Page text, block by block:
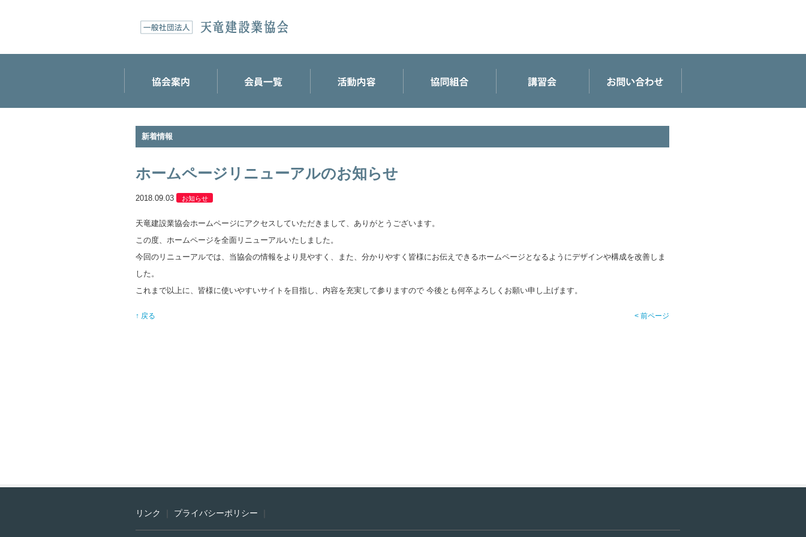
新着情報
ホームページリニューアルのお知らせ
2018.09.03 お知らせ
天竜建設業協会ホームページにアクセスしていただきまして、ありがとうございます。
この度、ホームページを全面リニューアルいたしました。
今回のリニューアルでは、当協会の情報をより見やすく、また、分かりやすく皆様にお伝えできるホームページとなるようにデザインや構成を改善しま
した。
これまで以上に、皆様に使いやすいサイトを目指し、内容を充実して参りますので 今後とも何卒よろしくお願い申し上げます。
↑ 戻る < 前ページ
リンク プライバシーポリシー